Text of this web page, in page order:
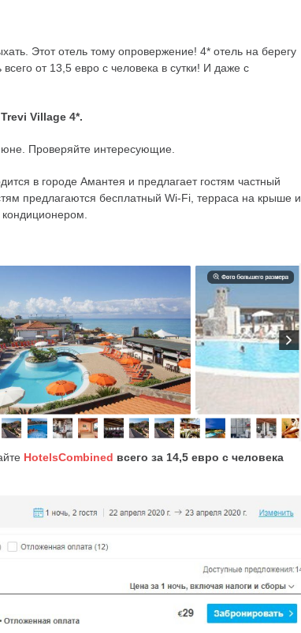
Этот отель тому опровержение! 4* отель на берегу
от 13,5 евро с человека в сутки! И даже с
Trevi Village 4*.
Проверяйте интересующие.
в городе Амантея и предлагает гостям частный
предлагаются бесплатный Wi-Fi, терраса на крыше и
HotelsCombined всего за 14,5 евро с человека